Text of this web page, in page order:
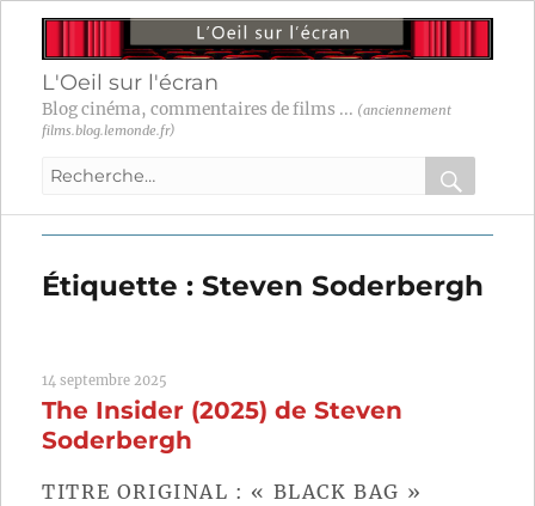
L'Oeil sur l'écran
Blog cinéma, commentaires de films ... (anciennement
films.blog.lemonde.fr)
Recherche
:
OK
Étiquette :Steven Soderbergh
14 septembre 2025
The Insider (2025) de Steven
Soderbergh
TITRE ORIGINAL : « BLACK BAG »